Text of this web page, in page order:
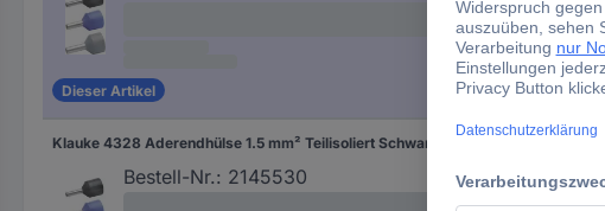
Dieser Artikel
Bestell-Nr.: 2145530